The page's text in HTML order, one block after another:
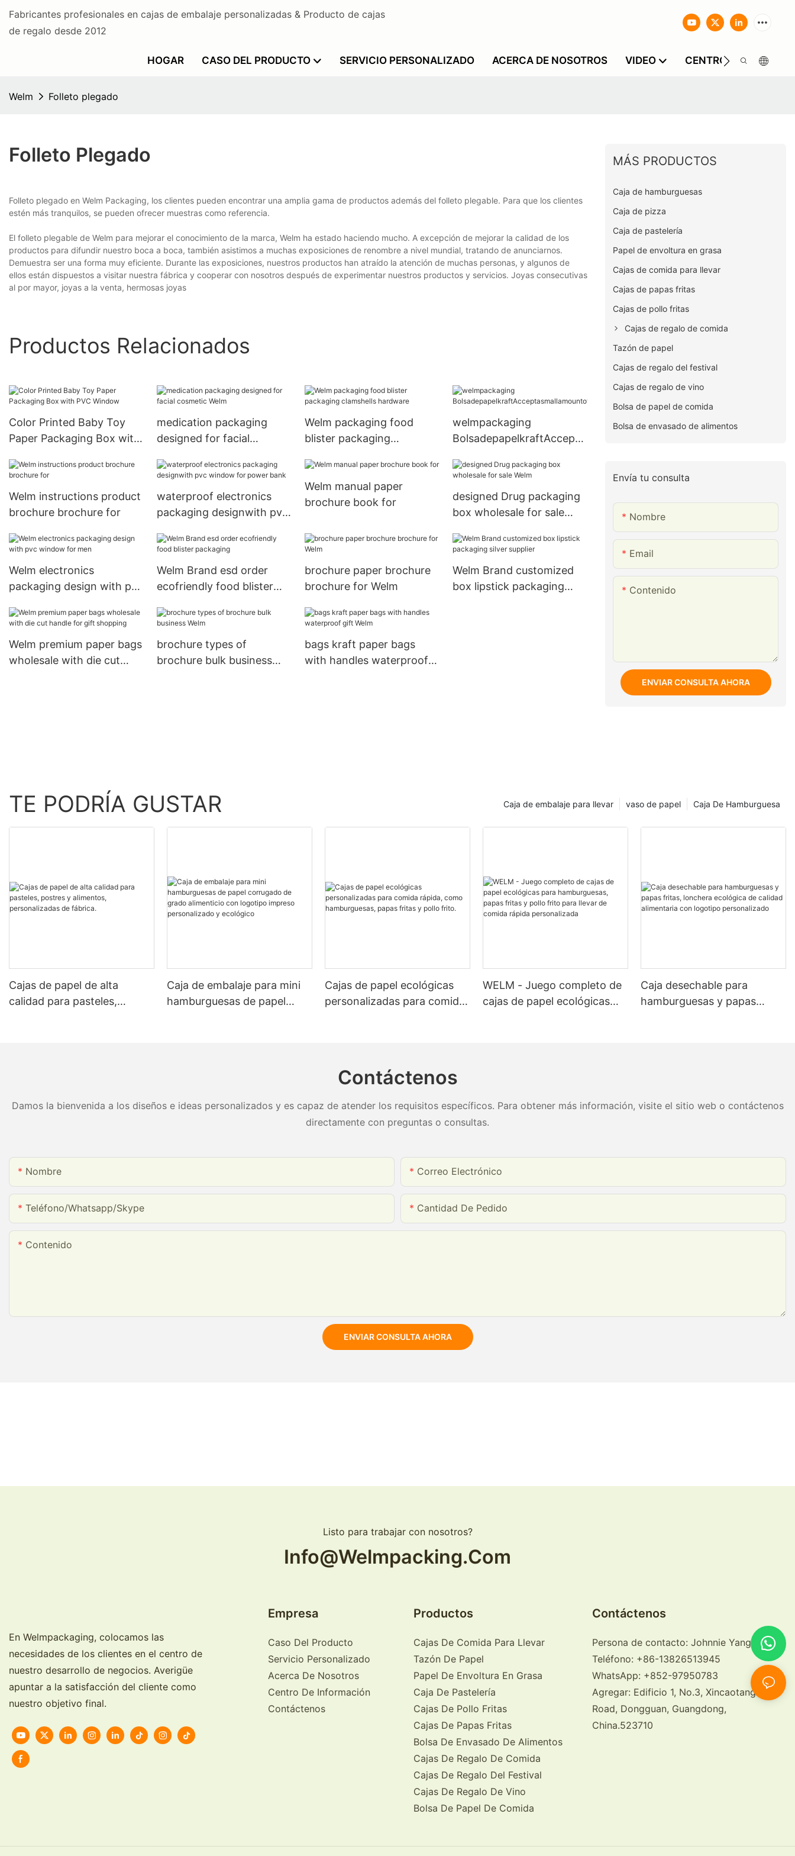
Fabricantes profesionales en cajas de embalaje personalizadas & Producto de cajas
de regalo desde 2012
HOGAR CASO DEL PRODUCTO SERVICIO PERSONALIZADO ACERCA DE NOSOTROS VIDEO CENTRO DE
Welm Folleto plegado
Folleto Plegado
Folleto plegado en Welm Packaging, los clientes pueden encontrar una amplia gama de productos además del folleto plegable. Para que los clientes
estén más tranquilos, se pueden ofrecer muestras como referencia.
El folleto plegable de Welm para mejorar el conocimiento de la marca, Welm ha estado haciendo mucho. A excepción de mejorar la calidad de los
productos para difundir nuestro boca a boca, también asistimos a muchas exposiciones de renombre a nivel mundial, tratando de anunciarnos.
Demuestra ser una forma muy eficiente. Durante las exposiciones, nuestros productos han atraído la atención de muchas personas, y algunos de
ellos están dispuestos a visitar nuestra fábrica y cooperar con nosotros después de experimentar nuestros productos y servicios. Joyas consecutivas
al por mayor, joyas a la venta, hermosas joyas
Productos Relacionados
Color Printed Baby Toy
Paper Packaging Box with
medication packaging
designed for facial
Welm packaging food
blister packaging
welmpackaging
BolsadepapelkraftAccepta
ogo120gbrownkraftpaper
bags5
Welm instructions product
brochure brochure for
waterproof electronics
packaging designwith pvc
Welm manual paper
brochure book for
designed Drug packaging
box wholesale for sale
Welm electronics
packaging design with pvc
Welm Brand esd order
ecofriendly food blister
brochure paper brochure
brochure for Welm
Welm Brand customized
box lipstick packaging
Welm premium paper bags
wholesale with die cut
brochure types of
brochure bulk business
bags kraft paper bags
with handles waterproof
MÁS PRODUCTOS
Caja de hamburguesas
Caja de pizza
Caja de pastelería
Papel de envoltura en grasa
Cajas de comida para llevar
Cajas de papas fritas
Cajas de pollo fritas
Cajas de regalo de comida
Tazón de papel
Cajas de regalo del festival
Cajas de regalo de vino
Bolsa de papel de comida
Bolsa de envasado de alimentos
Envía tu consulta
Nombre
Email
Contenido
ENVIAR CONSULTA AHORA
TE PODRÍA GUSTAR Caja De Hamburguesa
vaso de papel
Caja de embalaje para llevar
Cajas de papel de alta
calidad para pasteles,
Caja de embalaje para mini
hamburguesas de papel
Cajas de papel ecológicas
personalizadas para comida
WELM - Juego completo de
cajas de papel ecológicas
Caja desechable para
hamburguesas y papas
Contáctenos
Damos la bienvenida a los diseños e ideas personalizados y es capaz de atender los requisitos específicos. Para obtener más información, visite el sitio web o contáctenos
directamente con preguntas o consultas.
Nombre Correo Electrónico
Teléfono/whatsapp/skype Cantidad De Pedido
Contenido
ENVIAR CONSULTA AHORA
Listo para trabajar con nosotros?
Info@welmpacking.com
En Welmpackaging, colocamos las
necesidades de los clientes en el centro de
nuestro desarrollo de negocios. Averigüe
apuntar a la satisfacción del cliente como
nuestro objetivo final.
Empresa
Caso Del Producto
Servicio Personalizado
Acerca De Nosotros
Centro De Información
Contáctenos
Productos
Cajas De Comida Para Llevar
Tazón De Papel
Papel De Envoltura En Grasa
Caja De Pastelería
Cajas De Pollo Fritas
Cajas De Papas Fritas
Bolsa De Envasado De Alimentos
Cajas De Regalo De Comida
Cajas De Regalo Del Festival
Cajas De Regalo De Vino
Bolsa De Papel De Comida
Contáctenos
Persona de contacto: Johnnie Yang
Teléfono: +86-13826513945
WhatsApp: +852-97950783
Agregar: Edificio 1, No.3, Xincaotangbu
Road, Dongguan, Guangdong,
China.523710